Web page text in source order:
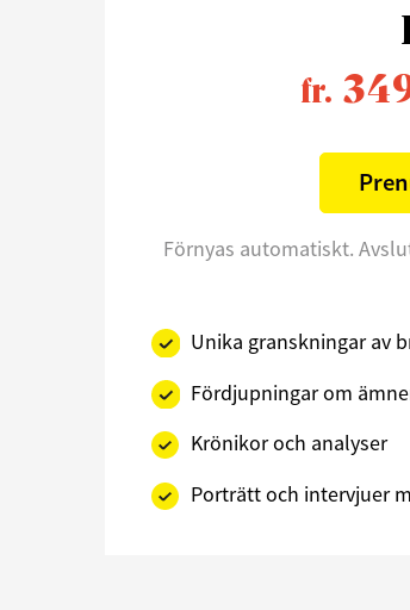
fr.
Förnyas automatiskt.
Unika granskningar av
Fördjupningar om
Krönikor och analyser
Porträtt och intervjuer